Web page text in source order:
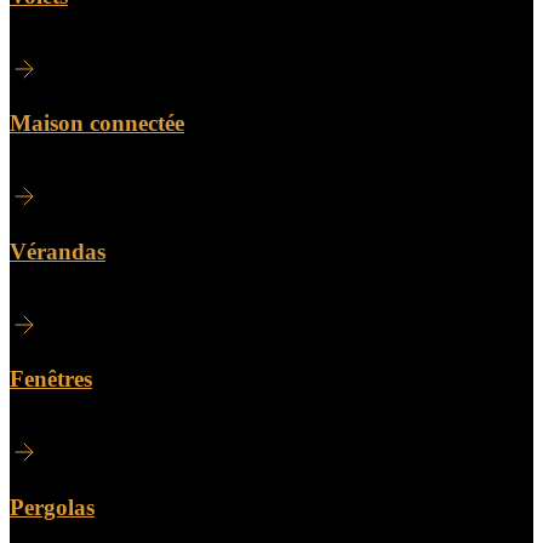
Maison connectée
Vérandas
Fenêtres
Pergolas